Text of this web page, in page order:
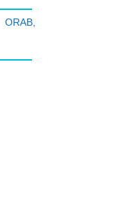
ORAB,